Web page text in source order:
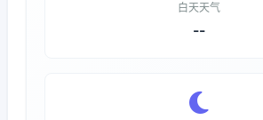
白天天气
--